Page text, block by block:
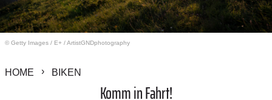
© Getty Images / E+ / ArtistGNDphotography
HOME BIKEN
Komm in Fahrt!